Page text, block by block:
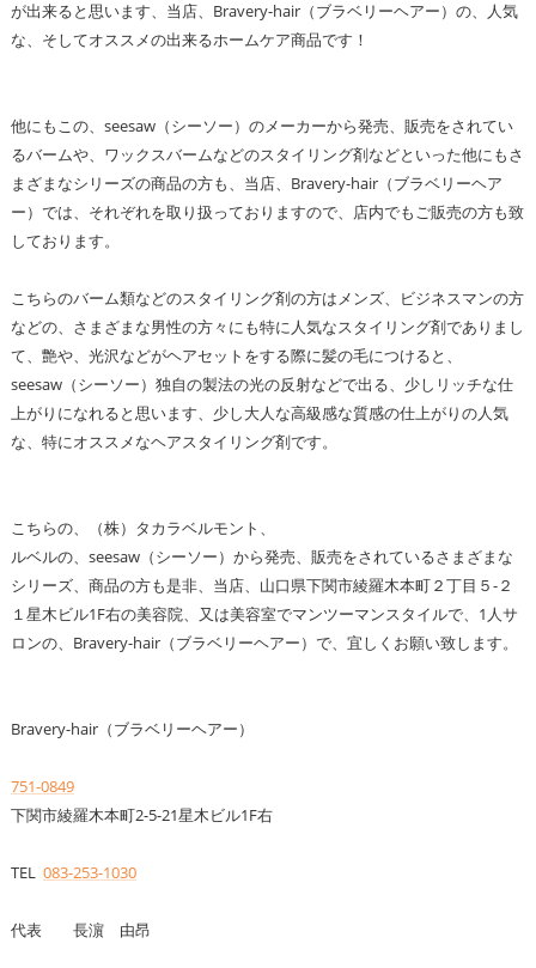
が出来ると思います、当店、Bravery-hair（ブラベリーヘアー）の、人気
な、そしてオススメの出来るホームケア商品です！
他にもこの、seesaw（シーソー）のメーカーから発売、販売をされてい
るバームや、ワックスバームなどのスタイリング剤などといった他にもさ
まざまなシリーズの商品の方も、当店、Bravery-hair（ブラベリーヘア
ー）では、それぞれを取り扱っておりますので、店内でもご販売の方も致
しております。
こちらのバーム類などのスタイリング剤の方はメンズ、ビジネスマンの方
などの、さまざまな男性の方々にも特に人気なスタイリング剤でありまし
て、艶や、光沢などがヘアセットをする際に髪の毛につけると、
seesaw（シーソー）独自の製法の光の反射などで出る、少しリッチな仕
上がりになれると思います、少し大人な高級感な質感の仕上がりの人気
な、特にオススメなヘアスタイリング剤です。
こちらの、（株）タカラベルモント、
ルベルの、seesaw（シーソー）から発売、販売をされているさまざまな
シリーズ、商品の方も是非、当店、山口県下関市綾羅木本町２丁目５-２
１星木ビル1F右の美容院、又は美容室でマンツーマンスタイルで、1人サ
ロンの、Bravery-hair（ブラベリーヘアー）で、宜しくお願い致します。
Bravery-hair（ブラベリーヘアー）
751-0849
下関市綾羅木本町2-5-21星木ビル1F右
TEL 083-253-1030
代表 長濵 由昂